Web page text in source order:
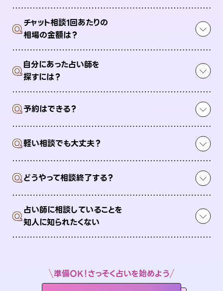
Qチャット相談1回あたりの
相場の金額は？
Q自分にあった占い師を
探すには？
Q予約はできる？
Q軽い相談でも大丈夫？
Qどうやって相談終了する？
Q占い師に相談していることを
知人に知られたくない
準備OK！さっそく占いを始めよう